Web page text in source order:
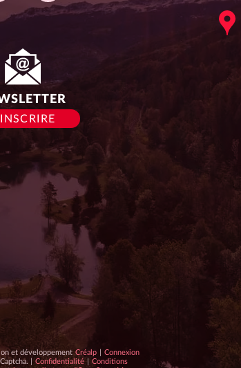
et développementConception
et
Créalp
Connexion
| hCaptcha
Confidentialité | hCaptcha
Conditions